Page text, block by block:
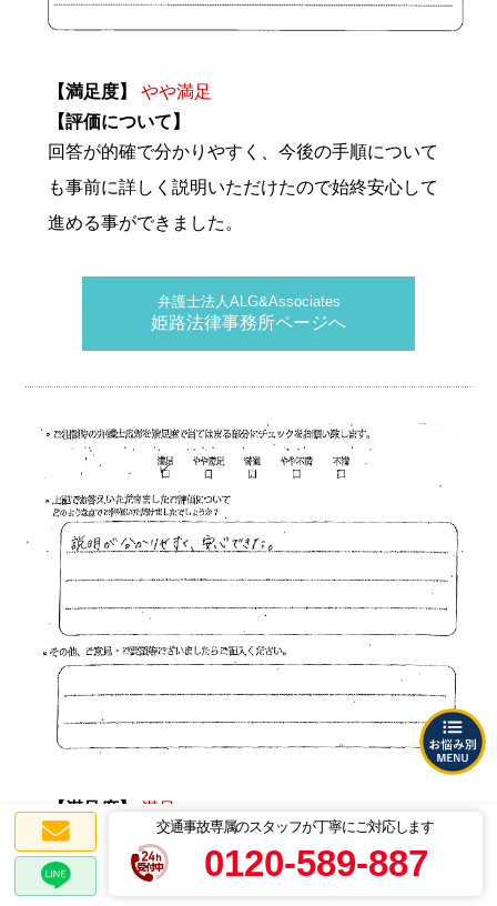
交通事故専属のスタッフが丁寧にご対応します
0120-589-887
【満足度】
やや満足
【評価について】
回答が的確で分かりやすく、今後の手順について
も事前に詳しく説明いただけたので始終安心して
進める事ができました。
弁護士法人ALG&Associates
姫路法律事務所ページへ
【満足度】
満足
【評価について】
説明が分かりやすく、安心できた。